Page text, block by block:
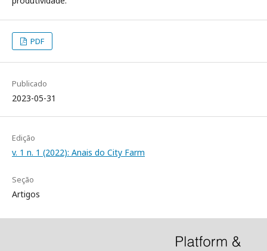
PDF
Publicado
2023-05-31
Edição
v. 1 n. 1 (2022): Anais do City Farm
Seção
Artigos